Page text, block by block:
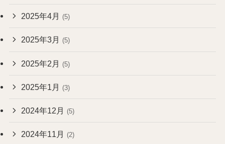
2025年4月 (5)
2025年3月 (5)
2025年2月 (5)
2025年1月 (3)
2024年12月 (5)
2024年11月 (2)